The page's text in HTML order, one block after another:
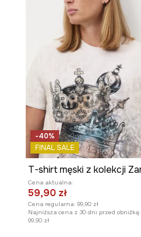
-40%
FINAL SALE
Cena aktualna:
59,90 zł
Cena regularna: 99,90 zł
Najniższa cena z 30 dni przed obniżką:
99,90 zł